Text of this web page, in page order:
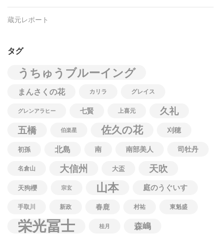
蔵元レポート
タグ
うちゅうブルーイング
まんさくの花 カリラ グレイス
グレンアラヒー 七賢 上喜元
久礼
五橋
伯楽星 佐久の花 刈穂
初孫 北島 南 南部美人 司牡丹
名倉山 大信州 大盃 天吹
天狗櫻 宗玄 山本 庭のうぐいす
手取川 新政 春鹿 村祐 東魁盛
栄光冨士 桂月 森嶋